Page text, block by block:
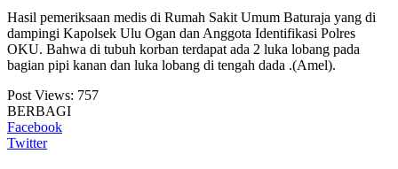
Hasil pemeriksaan medis di Rumah Sakit Umum Baturaja yang di
dampingi Kapolsek Ulu Ogan dan Anggota Identifikasi Polres
OKU. Bahwa di tubuh korban terdapat ada 2 luka lobang pada
bagian pipi kanan dan luka lobang di tengah dada .(Amel).
Post Views: 757
BERBAGI
Facebook
Twitter